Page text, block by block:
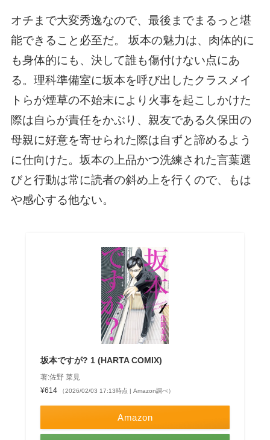
オチまで大変秀逸なので、最後までまるっと堪
能できること必至だ。 坂本の魅力は、肉体的に
も身体的にも、決して誰も傷付けない点にあ
る。理科準備室に坂本を呼び出したクラスメイ
トらが煙草の不始末により火事を起こしかけた
際は自らが責任をかぶり、親友である久保田の
母親に好意を寄せられた際は自ずと諦めるよう
に仕向けた。坂本の上品かつ洗練された言葉選
びと行動は常に読者の斜め上を行くので、もは
や感心する他ない。
坂本ですが? 1 (HARTA COMIX)
著:佐野 菜見
¥614
（2026/02/03 17:13時点 | Amazon調べ）
Amazon